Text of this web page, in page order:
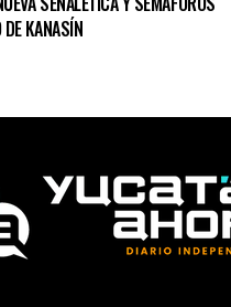
DE KANASÍN